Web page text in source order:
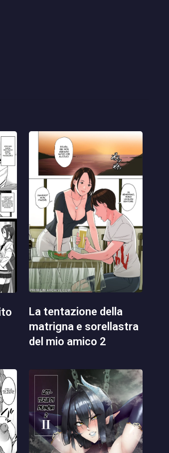
la tentazione della
matrigna e sorellastra
del mio amico 2